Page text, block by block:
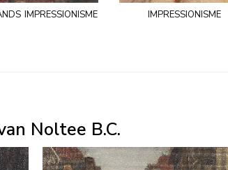
impressionisme impressionisme
Noltee B.C.